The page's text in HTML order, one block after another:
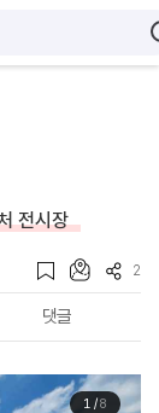
전시장
2
댓글
1/8